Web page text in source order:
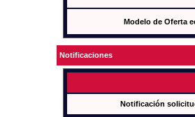
Modelo de Oferta
Notificaciones
Notificación